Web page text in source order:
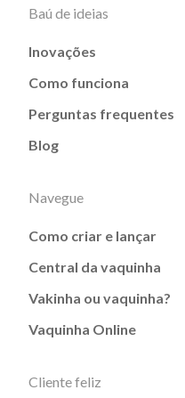
Baú de ideias
Inovações
Como funciona
Perguntas frequentes
Blog
Navegue
Como criar e lançar
Central da vaquinha
Vakinha ou vaquinha?
Vaquinha Online
Cliente feliz